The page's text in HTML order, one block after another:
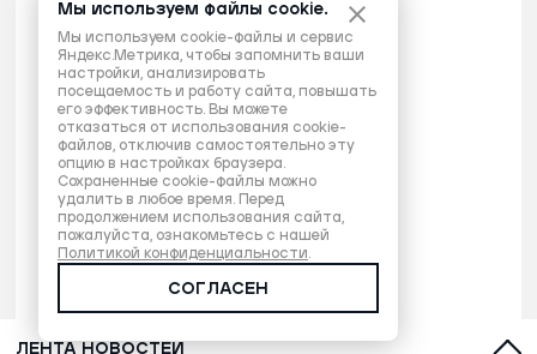
ЛЕНТА НОВОСТЕЙ
Мы используем файлы cookie.
Мы используем cookie-файлы и сервис
Яндекс.Метрика, чтобы запомнить ваши
настройки, анализировать
посещаемость и работу сайта, повышать
его эффективность. Вы можете
отказаться от использования cookie-
файлов, отключив самостоятельно эту
опцию в настройках браузера.
Сохраненные cookie-файлы можно
удалить в любое время. Перед
продолжением использования сайта,
пожалуйста, ознакомьтесь с нашей
Политикой конфиденциальности.
СОГЛАСЕН